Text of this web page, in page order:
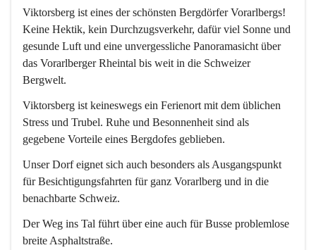
Viktorsberg ist eines der schönsten Bergdörfer Vorarlbergs!
Keine Hektik, kein Durchzugsverkehr, dafür viel Sonne und
gesunde Luft und eine unvergessliche Panoramasicht über
das Vorarlberger Rheintal bis weit in die Schweizer
Bergwelt.
Viktorsberg ist keineswegs ein Ferienort mit dem üblichen
Stress und Trubel. Ruhe und Besonnenheit sind als
gegebene Vorteile eines Bergdofes geblieben.
Unser Dorf eignet sich auch besonders als Ausgangspunkt
für Besichtigungsfahrten für ganz Vorarlberg und in die
benachbarte Schweiz.
Der Weg ins Tal führt über eine auch für Busse problemlose
breite Asphaltstraße.